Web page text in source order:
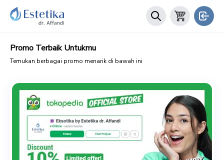
Promo Terbaik Untukmu
Temukan berbagai promo menarik di bawah ini